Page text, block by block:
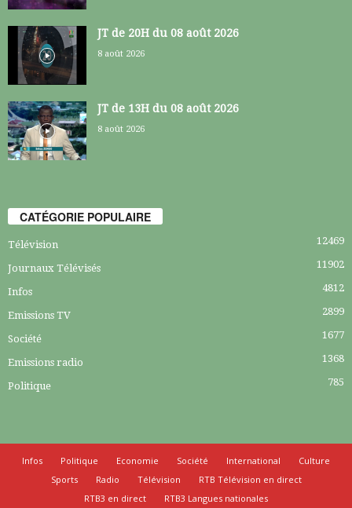
JT de 20H du 08 août 2026
8 août 2026
JT de 13H du 08 août 2026
8 août 2026
CATÉGORIE POPULAIRE
Télévision 12469
Journaux Télévisés 11902
Infos 4812
Emissions TV 2899
Société 1677
Emissions radio 1368
Politique 785
Infos Politique Economie Société International
Culture
Sports
Radio Télévision
RTB Télévision en direct
RTB3 en direct
RTB3 Langues nationales